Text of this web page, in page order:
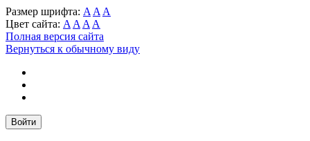
Размер шрифта: A A A
Цвет сайта: A A A A
Полная версия сайта
Вернуться к обычному виду
Войти